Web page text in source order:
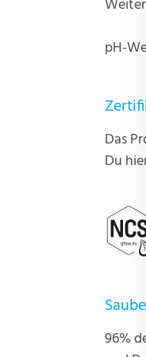
pH-
Das
Du
96%